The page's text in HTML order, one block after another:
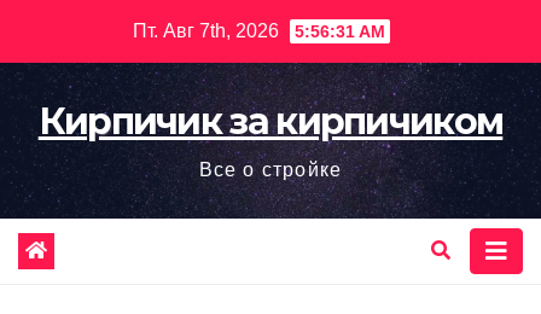
содержимому
Пт. Авг 7th, 2026 5:56:32 AM
Кирпичик за кирпичиком
Все о стройке